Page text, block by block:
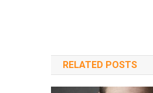
RELATED POSTS